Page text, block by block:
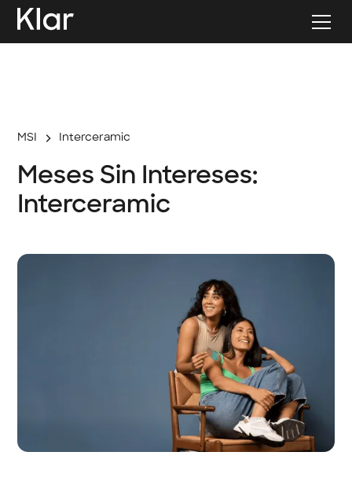
MSI Interceramic
Meses Sin Intereses:
Interceramic